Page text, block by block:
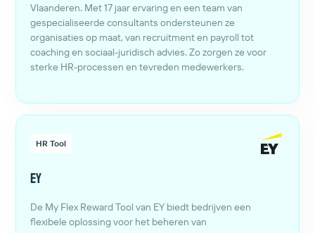
Vlaanderen. Met 17 jaar ervaring en een team van
gespecialiseerde consultants ondersteunen ze
organisaties op maat, van recruitment en payroll tot
coaching en sociaal-juridisch advies. Zo zorgen ze voor
sterke HR-processen en tevreden medewerkers.
HR Tool
EY
De My Flex Reward Tool van EY biedt bedrijven een
flexibele oplossing voor het beheren van